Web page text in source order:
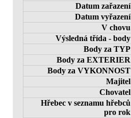
Datum zařazení
Datum vyřazení
V chovu
Výsledná třída - body
Body za TYP
Body za EXTERIER
Body za VYKONNOST
Majitel
Chovatel
Hřebec v seznamu hřebců
pro rok